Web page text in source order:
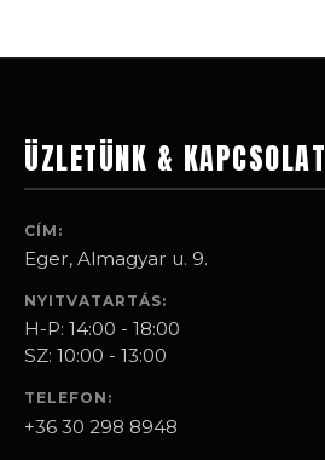
ÜZLETÜNK & KAPCSOLAT
CÍM:
Eger, Almagyar u. 9.
NYITVATARTÁS:
H-P: 14:00 - 18:00
SZ: 10:00 - 13:00
TELEFON:
+36 30 298 8948